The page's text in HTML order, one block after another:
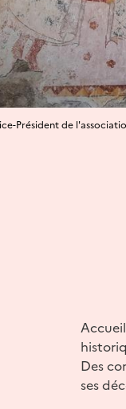
Président de
Des
ses